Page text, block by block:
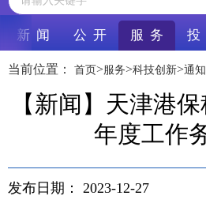
新 闻 公 开 服 务 投
当前位置： 首页>服务>科技创新>通
【新闻】天津港
年度工作
发布日期： 2023-12-27